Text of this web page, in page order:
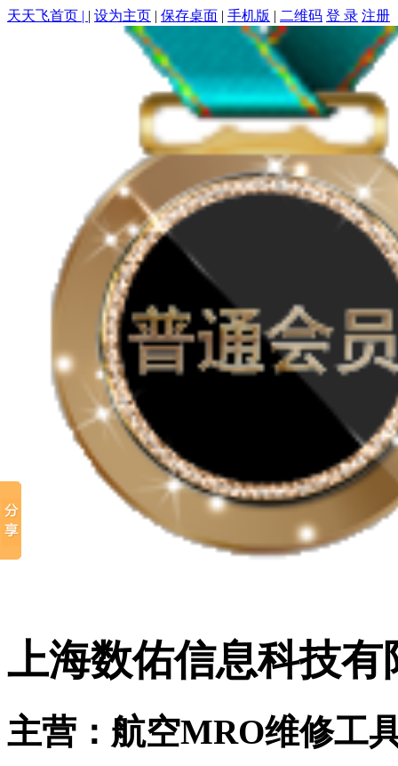
天天飞首页 | | 设为主页 | 保存桌面 | 手机版 | 二维码 登 录 注册
上海数佑信息科技有
主营：航空MRO维修工